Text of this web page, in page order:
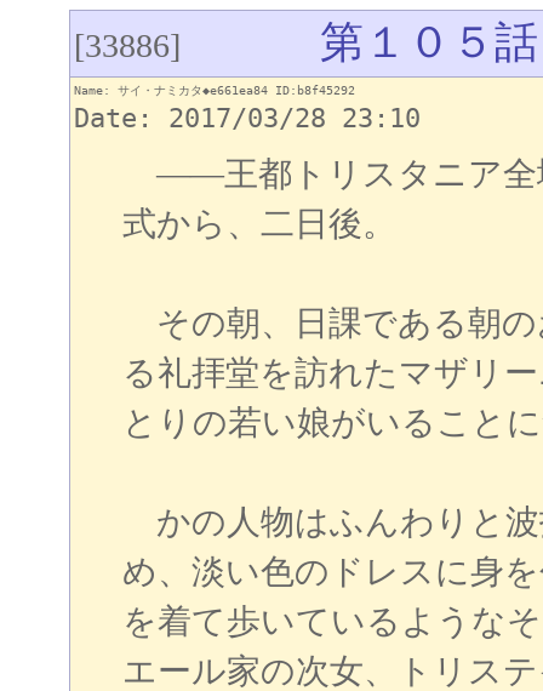
[33886] 第１０５話
Name: サイ・ナミカタ◆e661ea84 ID:b8f45292
Date: 2017/03/28 23:10
――王都トリスタニア全
式から、二日後。
その朝、日課である朝
る礼拝堂を訪れたマザリ
とりの若い娘がいること
かの人物はふんわりと
め、淡い色のドレスに身
を着て歩いているような
エール家の次女、トリス